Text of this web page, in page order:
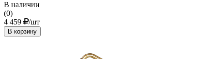
В наличии
(0)
4 459
/шт
В корзину